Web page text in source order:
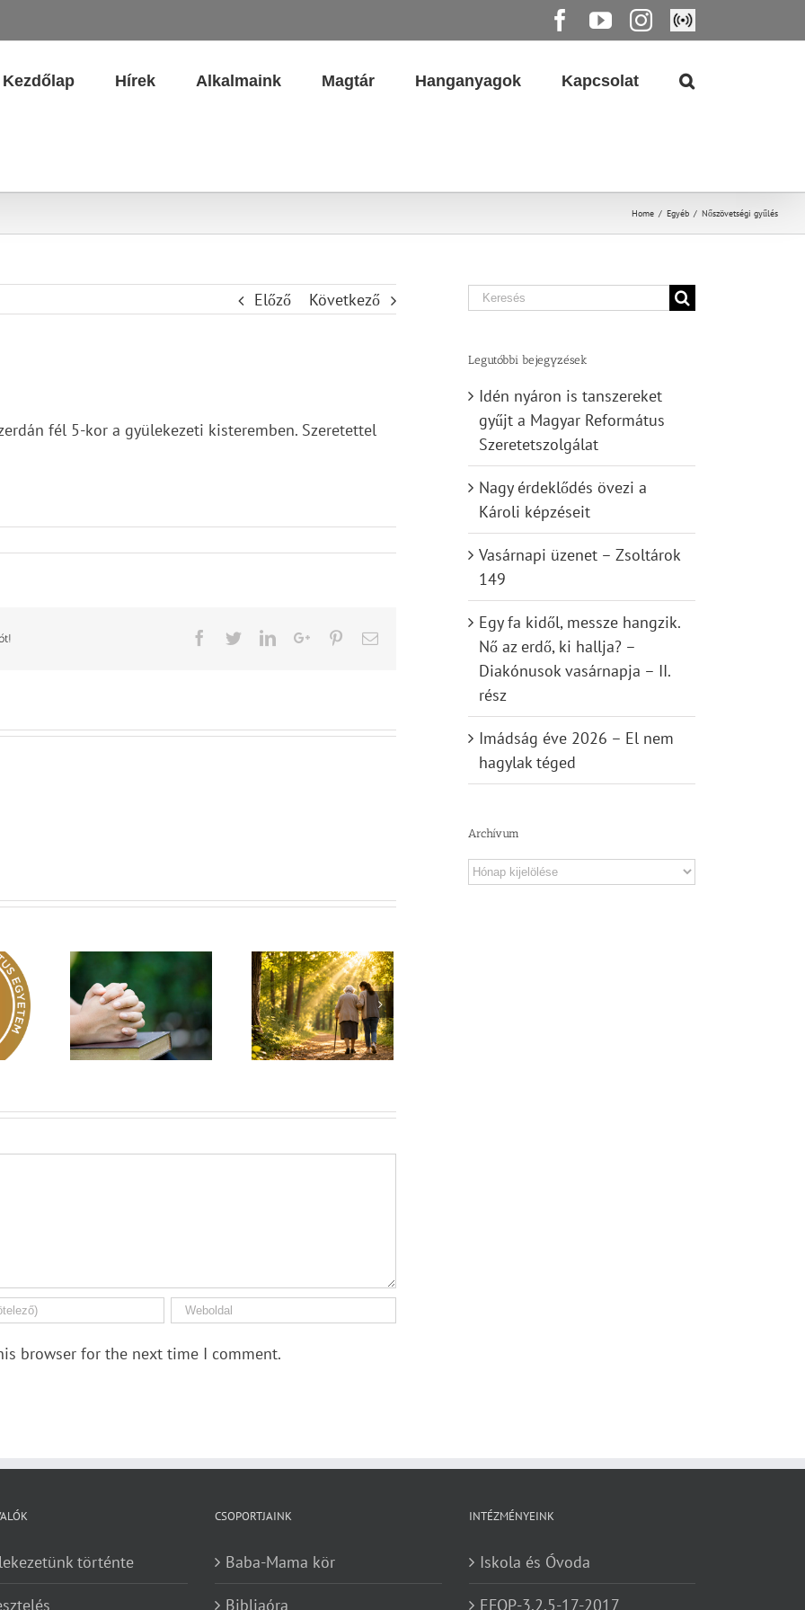
Facebook
YouTube
Instagram
Élő
közvetítés
Kezdőlap Hírek Alkalmaink Magtár Hanganyagok Kapcsolat
Home / Egyéb / Nőszövetségi gyűlés
Előző Következő
fél 5-kor a gyülekezeti kisteremben. Szeretettel
Facebook
TwitterLinkedInGoogle+PinterestEmail
–
149
Egy fa kidől, messze
hangzik. Nő az erdő,
ki hallja? –
Diakónusok
vasárnapja – II. rész
Imádság éve 2026 –
El nem hagylak
téged
browser for the next time I comment.
Search
Legutóbbi bejegyzések
Idén nyáron is tanszereket
gyűjt a Magyar Református
Szeretetszolgálat
Nagy érdeklődés övezi a
Károli képzéseit
Vasárnapi üzenet – Zsoltárok
149
Egy fa kidől, messze hangzik.
Nő az erdő, ki hallja? –
Diakónusok vasárnapja – II.
rész
Imádság éve 2026 – El nem
hagylak téged
Archívum
Archívum
történte
CSOPORTJAINK
Baba-Mama kör
Bibliaóra
INTÉZMÉNYEINK
Iskola és Óvoda
EFOP-3.2.5-17-2017